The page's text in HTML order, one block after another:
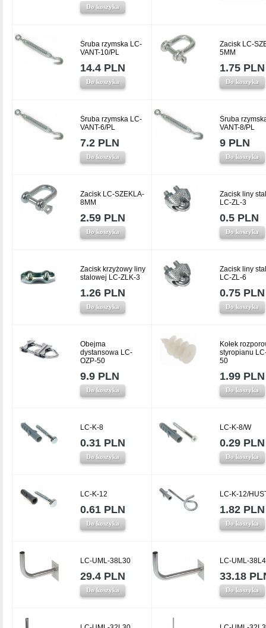
Do koszyka
Śruba rzymska LC-
VANT-10/PL
14.4 PLN
Do koszyka
Zacisk LC-
5MM
1.75 PLN
Do koszyka
Śruba rzymska LC-
VANT-6/PL
7.2 PLN
Do koszyka
Śruba
VANT-8/PL
9 PLN
Do koszyka
Zacisk LC-SZEKLA-
8MM
2.59 PLN
Do koszyka
Zacisk liny
LC-ZL-3
0.5 PLN
Do koszyka
Zacisk krzyżowy liny
stalowej LC-ZLK-3
1.26 PLN
Do koszyka
Zacisk liny
LC-ZL-6
0.75 PLN
Do koszyka
Obejma
dystansowa LC-
OZP-50
9.9 PLN
Do koszyka
Kołek
styropianu
50
1.99 PLN
Do koszyka
LC-K-8
0.31 PLN
Do koszyka
LC-K-8/W
0.29 PLN
Do koszyka
LC-K-12
0.61 PLN
Do koszyka
LC-K-12/
1.82 PLN
Do koszyka
LC-UML-38L30
29.4 PLN
Do koszyka
LC-UML-
33.18
Do koszyka